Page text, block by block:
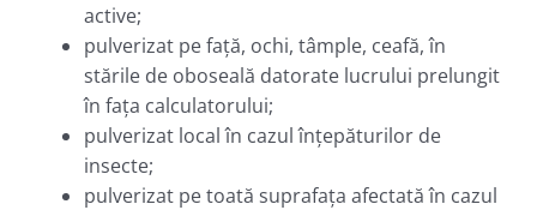
active;
pulverizat pe faţă, ochi, tâmple, ceafă, în
stările de oboseală datorate lucrului prelungit
în faţa calculatorului;
pulverizat local în cazul înţepăturilor de
insecte;
pulverizat pe toată suprafaţa afectată în cazul